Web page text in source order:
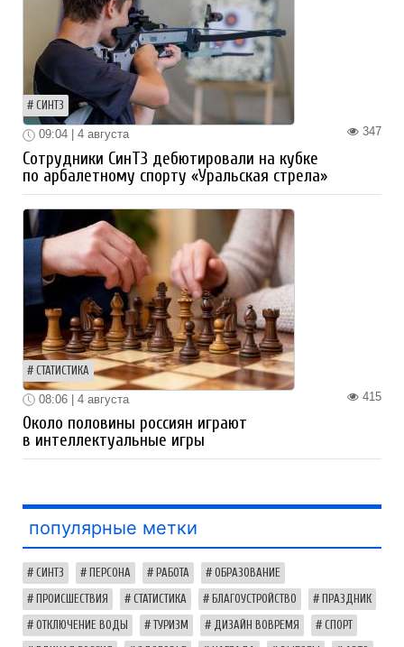
СИНТЗ
347
09:04 | 4 августа
Сотрудники СинТЗ дебютировали на кубке
по арбалетному спорту «Уральская стрела»
СТАТИСТИКА
415
08:06 | 4 августа
Около половины россиян играют
в интеллектуальные игры
популярные метки
СИНТЗ ПЕРСОНА РАБОТА ОБРАЗОВАНИЕ
ПРОИСШЕСТВИЯ СТАТИСТИКА БЛАГОУСТРОЙСТВО ПРАЗДНИК
ОТКЛЮЧЕНИЕ ВОДЫ ТУРИЗМ ДИЗАЙН ВОВРЕМЯ СПОРТ